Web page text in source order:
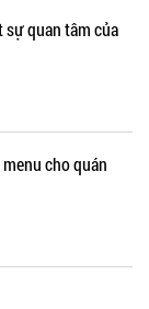
quan tâm của
cho quán